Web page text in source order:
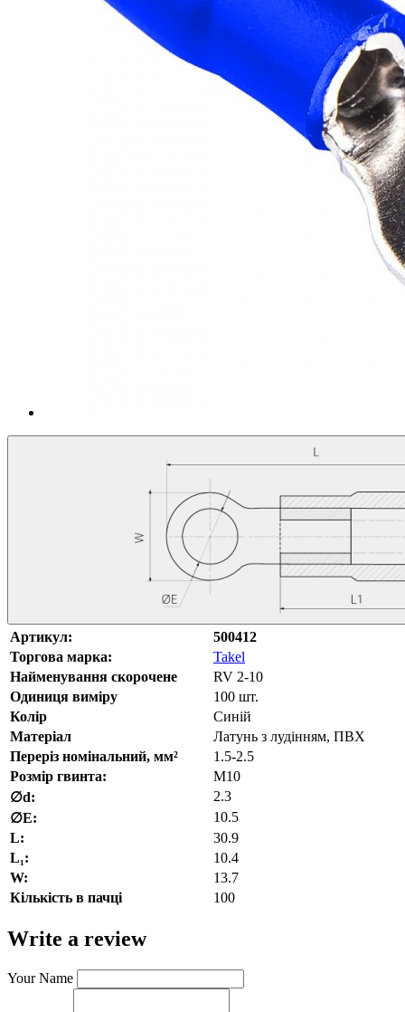
Артикул:
500412
Торгова марка:
Takel
Найменування скорочене
RV 2-10
Одиниця виміру
100 шт.
Колір
Синій
Матеріал
Латунь з лудінням, ПВХ
Переріз номінальний, мм²
1.5-2.5
Розмір гвинта:
M10
∅d:
2.3
∅E:
10.5
L:
30.9
L₁:
10.4
W:
13.7
Кількість в пачці
100
Write a review
Your Name